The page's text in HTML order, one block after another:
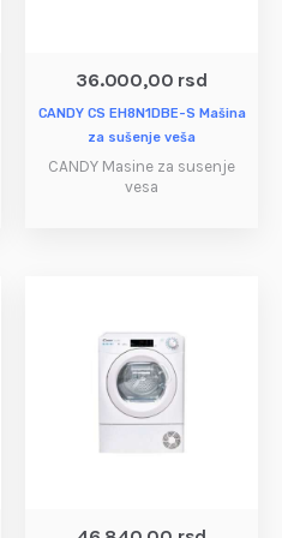
36.000,00 rsd
CANDY CS EH8N1DBE-S Mašina
za sušenje veša
CANDY Masine za susenje
vesa